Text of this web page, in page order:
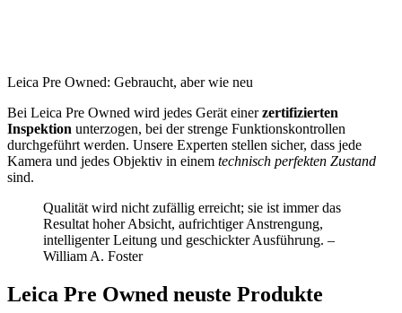
Leica Pre Owned: Gebraucht, aber wie neu
Bei Leica Pre Owned wird jedes Gerät einerzertifizierten
Inspektion unterzogen, bei der strenge Funktionskontrollen
durchgeführt werden. Unsere Experten stellen sicher, dass jede
Kamera und jedes Objektiv in einem technisch perfekten Zustand
sind.
Qualität wird nicht zufällig erreicht; sie ist immer das
Resultat hoher Absicht, aufrichtiger Anstrengung,
intelligenter Leitung und geschickter Ausführung. –
William A. Foster
Leica Pre Owned neuste Produkte